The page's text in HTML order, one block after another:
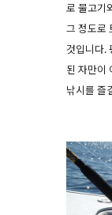
로 물고기
그 정도로
것입니다.
된 자만이
낚시를 즐